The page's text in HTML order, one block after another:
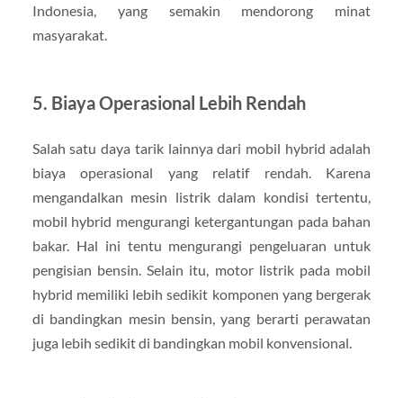
Indonesia, yang semakin mendorong minat
masyarakat.
5. Biaya Operasional Lebih Rendah
Salah satu daya tarik lainnya dari mobil hybrid adalah
biaya operasional yang relatif rendah. Karena
mengandalkan mesin listrik dalam kondisi tertentu,
mobil hybrid mengurangi ketergantungan pada bahan
bakar. Hal ini tentu mengurangi pengeluaran untuk
pengisian bensin. Selain itu, motor listrik pada mobil
hybrid memiliki lebih sedikit komponen yang bergerak
di bandingkan mesin bensin, yang berarti perawatan
juga lebih sedikit di bandingkan mobil konvensional.